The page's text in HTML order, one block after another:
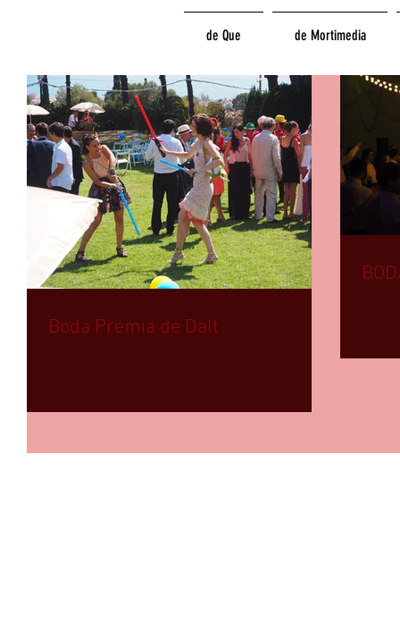
de Que de Mortimedia
Boda Premia de Dalt